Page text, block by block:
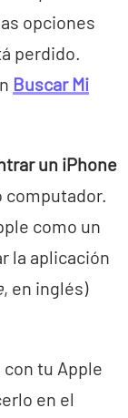
opciones
perdido.
Buscar Mi
un iPhone
computador.
como un
la aplicación
, en inglés)
tu Apple
en el